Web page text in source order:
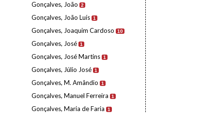
Gonçalves, João 2
Gonçalves, João Luís 1
Gonçalves, Joaquim Cardoso 10
Gonçalves, José 1
Gonçalves, José Martins 1
Gonçalves, Júlio José 1
Gonçalves, M. Amândio 1
Gonçalves, Manuel Ferreira 1
Gonçalves, Maria de Faria 1